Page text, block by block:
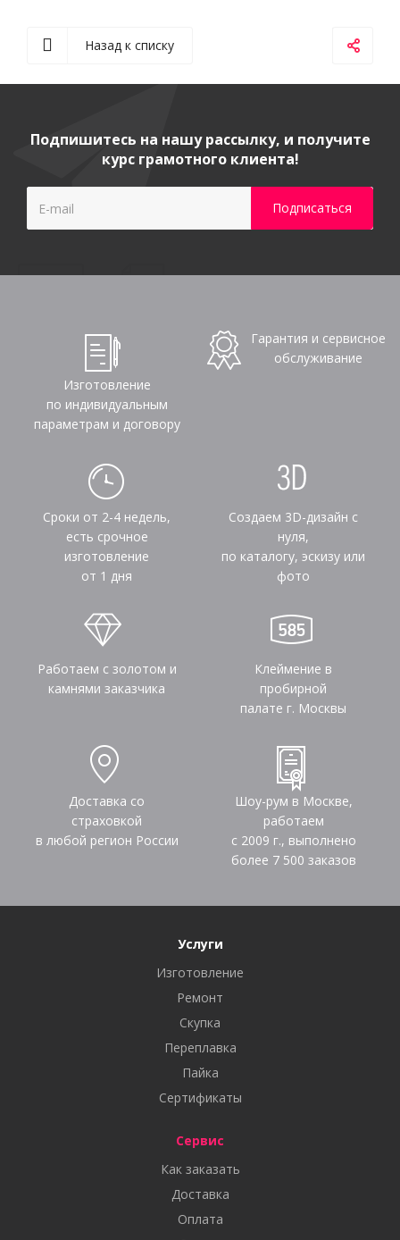
Назад к списку
Подпишитесь на нашу рассылку, и получите
курс грамотного клиента!
Изготовление
по индивидуальным
параметрам и договору
Гарантия и сервисное
обслуживание
Сроки от 2-4 недель,
есть срочное
изготовление
от 1 дня
Создаем 3D-дизайн с
нуля,
по каталогу, эскизу или
фото
Работаем с золотом и
камнями заказчика
Клеймение в
пробирной
палате г. Москвы
Доставка со
страховкой
в любой регион России
Шоу-рум в Москве,
работаем
с 2009 г., выполнено
более 7 500 заказов
Услуги
Изготовление
Ремонт
Скупка
Переплавка
Пайка
Сертификаты
Сервис
Как заказать
Доставка
Оплата